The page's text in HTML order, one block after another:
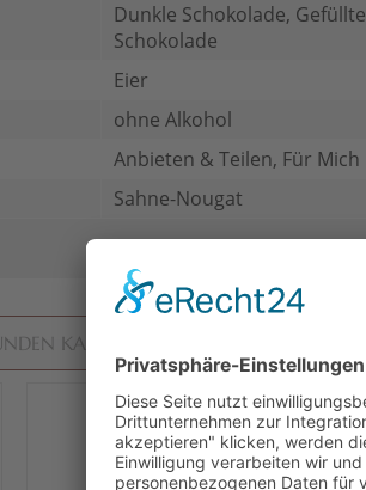
Dunkle Schokolade, Gefüllte
Schokolade
Eier
ohne Alkohol
Anbieten & Teilen, Für Mich
Sahne-Nougat
KAUFTEN AUCH